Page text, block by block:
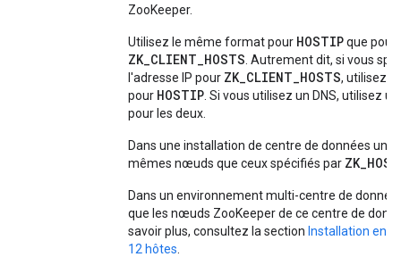
ZooKeeper.
Utilisez le même format pour HOSTIPque pour
ZK_CLIENT_HOSTS . Autrement dit, si vous
l'adresse IP pour ZK_CLIENT_HOSTS, utilisez
pour HOSTIP . Si vous utilisez un DNS, utilisez
pour les deux.
Dans une installation de centre de données
mêmes nœuds que ceux spécifiés par
Dans un environnement multi-centre de
que les nœuds ZooKeeper de ce centre de
savoir plus, consultez la section Installation en
12 hôtes